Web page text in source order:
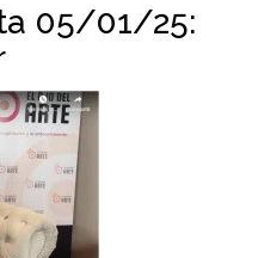
05/01/25: